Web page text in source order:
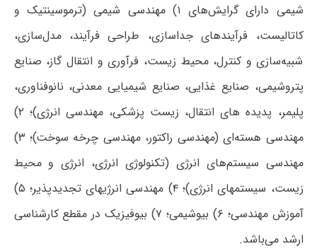
شیمی دارای گرایش‌های ۱) مهندسی شیمی (ترموسینتیک و
کاتالیست، فرآیندهای جداسازی، طراحی فرآیند، مدل‌سازی،
شبیه‌سازی و کنترل، محیط زیست، فرآوری و انتقال گاز، صنایع
پتروشیمی، صنایع غذایی، صنایع شیمیایی معدنی، نانوفناوری،
پلیمر، پدیده‎ های انتقال، زیست پزشکی، مهندسی انرژی)؛ ۲)
مهندسی هسته‌ای (مهندسی راکتور، مهندسی چرخه سوخت)؛ ۳)
مهندسی سیستم‌های انرژی (تکنولوژی انرژی، انرژی و محیط
زیست، سیستم‎های انرژی)؛ ۴) مهندسی انرژی‎های تجدیدپذیر؛ ۵)
آموزش مهندسی؛ ۶) بیوشیمی؛ ۷) بیوفیزیک در مقطع کارشناسی
ارشد می‌باشد.